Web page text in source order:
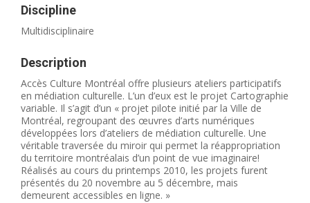
Discipline
Multidisciplinaire
Description
Accès Culture Montréal offre plusieurs ateliers participatifs
en médiation culturelle. L’un d’eux est le projet Cartographie
variable. Il s’agit d’un « projet pilote initié par la Ville de
Montréal, regroupant des œuvres d’arts numériques
développées lors d’ateliers de médiation culturelle. Une
véritable traversée du miroir qui permet la réappropriation
du territoire montréalais d’un point de vue imaginaire!
Réalisés au cours du printemps 2010, les projets furent
présentés du 20 novembre au 5 décembre, mais
demeurent accessibles en ligne. »